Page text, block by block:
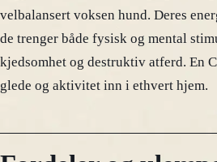
velbalansert voksen hund. Deres
de trenger både fysisk og mental
kjedsomhet og destruktiv atferd. En
glede og aktivitet inn i ethvert hjem.